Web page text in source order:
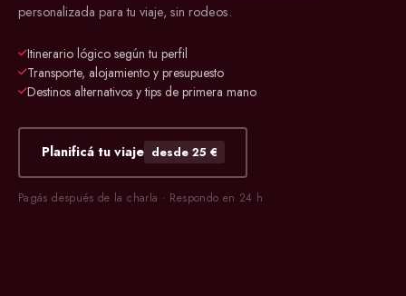
personalizada para tu viaje, sin rodeos.
Itinerario lógico según tu perfil
Transporte, alojamiento y presupuesto
Destinos alternativos y tips de primera mano
Planificá tu viaje desde 25 €
Pagás después de la charla · Respondo en 24 h